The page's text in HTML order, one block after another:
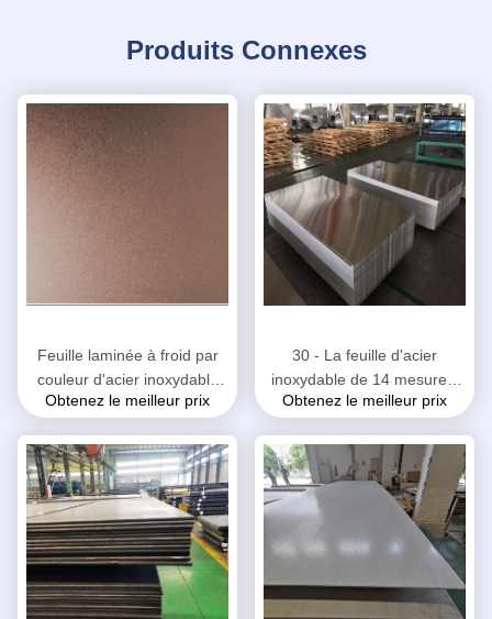
Produits Connexes
Feuille laminée à froid par
couleur d'acier inoxydable
de Rose pour le matériel 439
Obtenez le meilleur prix
30 - La feuille d'acier
inoxydable de 14 mesures,
coutume a coupé la plaque
Obtenez le meilleur prix